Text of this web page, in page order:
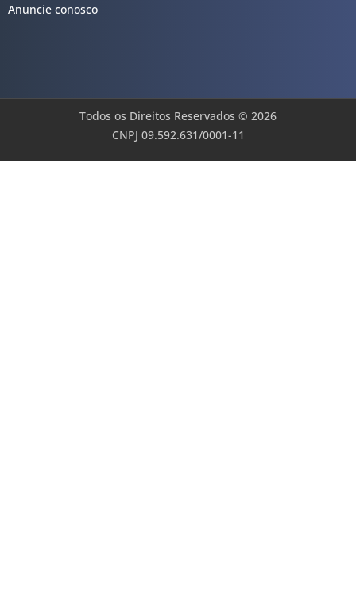
Anuncie conosco
Todos os Direitos Reservados © 2026
CNPJ 09.592.631/0001-11